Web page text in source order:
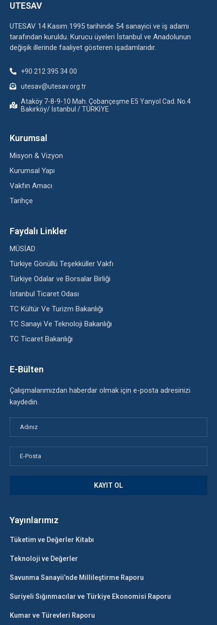
UTESAV
UTESAV 14 Kasım 1995 tarihinde 54 sanayici ve iş adamı
tarafından kuruldu. Kurucu üyeleri İstanbul ve Anadolunun
değişik illerinde faaliyet gösteren işadamlarıdır.
+90 212 395 34 00
utesav@utesav.org.tr
Ataköy 7-8-9-10 Mah. Çobançeşme E5 Yanyol Cad. No.4
Bakırköy/ İstanbul / TÜRKİYE
Kurumsal
Misyon & Vizyon
Kurumsal Yapı
Vakfın Amacı
Tarihçe
Faydalı Linkler
MÜSİAD
Türkiye Gönüllü Teşekküller Vakfı
Türkiye Odalar ve Borsalar Birliği
İstanbul Ticaret Odası
TC Kültür Ve Turizm Bakanlığı
TC Sanayi Ve Teknoloji Bakanlığı
TC Ticaret Bakanlığı
E-Bülten
Çalışmalarımızdan haberdar olmak için e-posta adresinizi
kaydedin.
Yayınlarımız
Tüketim ve Değerler Kitabı
Teknoloji ve Değerler
Savunma Sanayii’nde Millileştirme Raporu
Suriyeli Sığınmacılar ve Türkiye Ekonomisi Raporu
Kumar ve Türevleri Raporu